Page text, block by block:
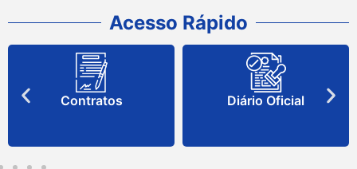
Acesso Rápido
Contratos Diário Oficial